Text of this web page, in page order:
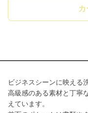
ビジネスシーンに映える
高級感のある素材と丁寧
えています。